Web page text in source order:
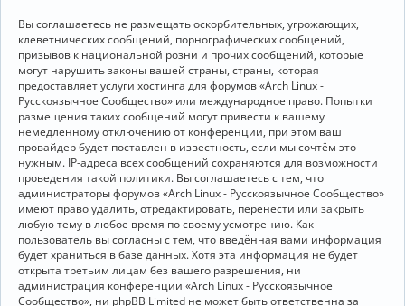
Вы соглашаетесь не размещать оскорбительных, угрожающих,
клеветнических сообщений, порнографических сообщений,
призывов к национальной розни и прочих сообщений, которые
могут нарушить законы вашей страны, страны, которая
предоставляет услуги хостинга для форумов «Arch Linux -
Русскоязычное Сообщество» или международное право. Попытки
размещения таких сообщений могут привести к вашему
немедленному отключению от конференции, при этом ваш
провайдер будет поставлен в известность, если мы сочтём это
нужным. IP-адреса всех сообщений сохраняются для возможности
проведения такой политики. Вы соглашаетесь с тем, что
администраторы форумов «Arch Linux - Русскоязычное Сообщество»
имеют право удалить, отредактировать, перенести или закрыть
любую тему в любое время по своему усмотрению. Как
пользователь вы согласны с тем, что введённая вами информация
будет храниться в базе данных. Хотя эта информация не будет
открыта третьим лицам без вашего разрешения, ни
администрация конференции «Arch Linux - Русскоязычное
Сообщество», ни phpBB Limited не может быть ответственна за